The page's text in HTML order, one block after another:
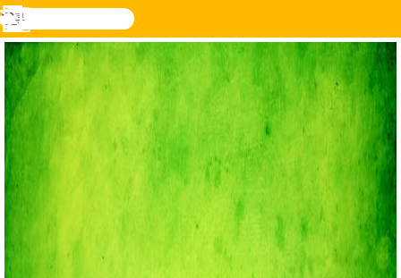
乐和游
戏
搜
寻
登入
功
能
表